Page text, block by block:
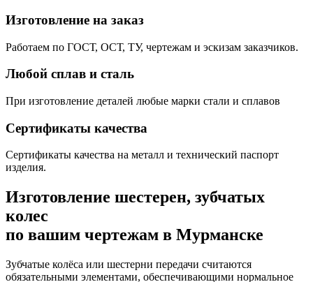
Изготовление на заказ
Работаем по ГОСТ, ОСТ, ТУ, чертежам и эскизам заказчиков.
Любой сплав и сталь
При изготовление деталей любые марки стали и сплавов
Сертификаты качества
Сертификаты качества на металл и технический паспорт
изделия.
Изготовление шестерен, зубчатых
колес
по вашим чертежам в Мурманске
Зубчатые колёса или шестерни передачи считаются
обязательными элементами, обеспечивающими нормальное